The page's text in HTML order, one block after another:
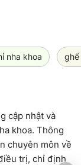
nha khoa ghế
cập nhật và
khoa. Thông
chuyên môn về
trị, chỉ định